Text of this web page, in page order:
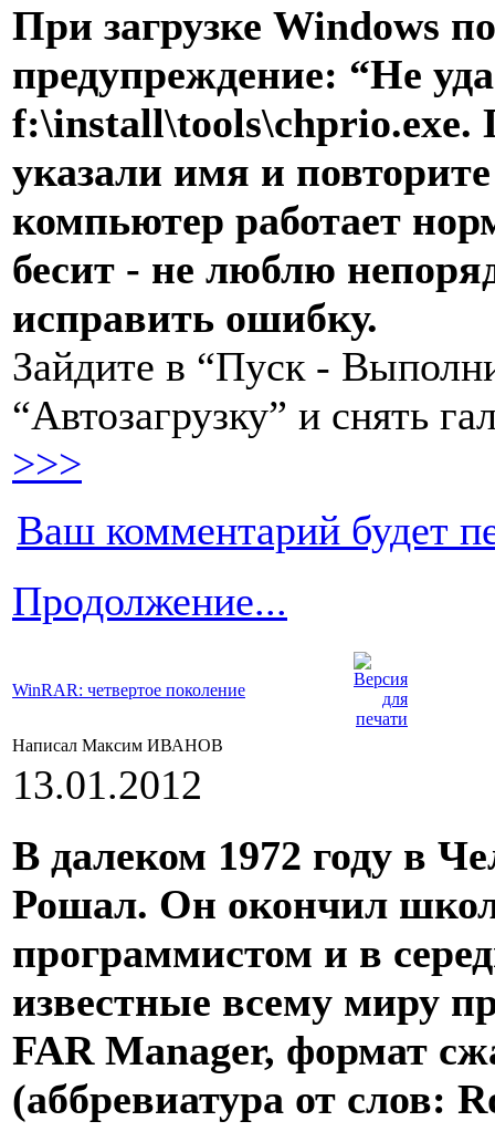
При загрузке Windows
предупреждение: “Не
f:\install\tools\chprio.exe.
указали имя и
компьютер работает
бесит - не люблю
исправить ошибку.
Зайдите в “Пуск -
“Автозагрузку” и снять
>>>
Ваш комментарий будет
Продолжение...
WinRAR: четвертое поколение
Написал Максим ИВАНОВ
13.01.2012
В далеком 1972 году в
Рошал. Он окончил
программистом и в
известные всему миру
FAR Manager, формат
(аббревиатура от слов: